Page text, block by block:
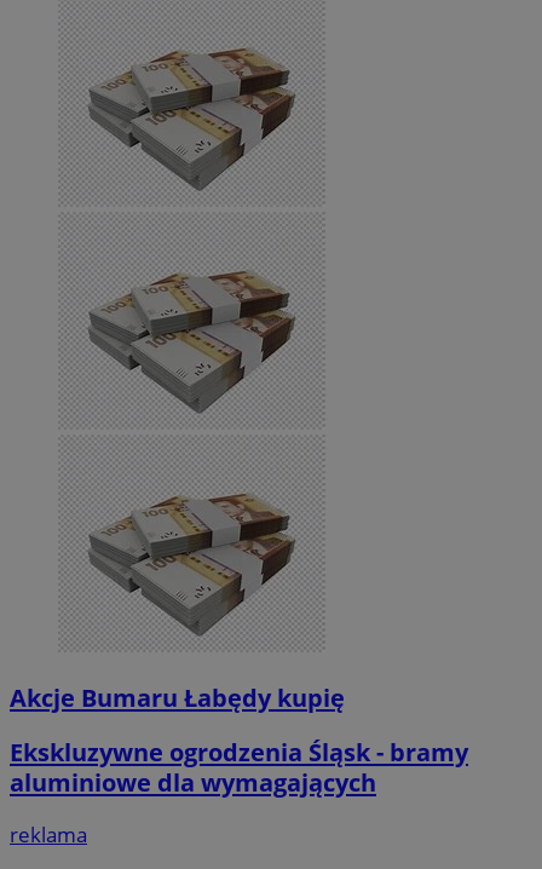
Akcje Bumaru Łabędy kupię
Ekskluzywne ogrodzenia Śląsk - bramy
aluminiowe dla wymagających
reklama